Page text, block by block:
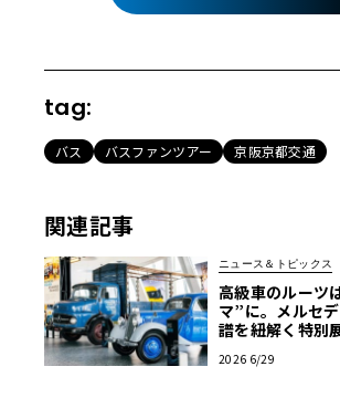
tag:
バス バスファンツアー 京阪京都交通
関連記事
ニュース＆トピックス
高級車のルーツ
マ”に。メルセ
譜を紐解く特別
2026 6/29